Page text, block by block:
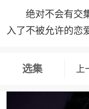
绝对不会有交
入了不被允许的恋
选集